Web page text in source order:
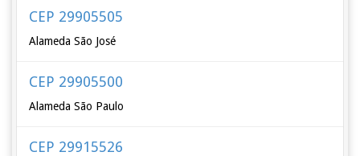
CEP 29905505
Alameda São José
CEP 29905500
Alameda São Paulo
CEP 29915526